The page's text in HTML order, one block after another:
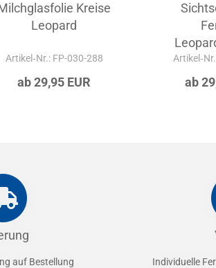
Kreise
Leopard
Artikel‑Nr.: FP-030-288
ab 29,95 EUR ab
auf Bestellung
Individuelle